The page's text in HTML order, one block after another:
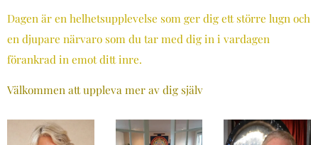
Dagen är en helhetsupplevelse som ger dig ett större lugn och
en djupare närvaro som du tar med dig in i vardagen
förankrad in emot ditt inre.
Välkommen att uppleva mer av dig själv